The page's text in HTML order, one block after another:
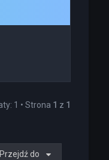
1 • Strona 1 z 1
Przejdź do